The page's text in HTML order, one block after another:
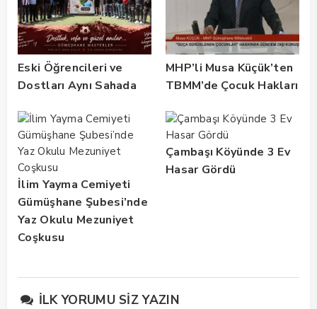
Eski Öğrencileri ve
Dostları Aynı Sahada
Unutulmadı
MHP’li Musa Küçük’ten
TBMM’de Çocuk Hakları
Vurgusu
İlim Yayma Cemiyeti
Gümüşhane Şubesi’nde
Yaz Okulu Mezuniyet
Coşkusu
Çambaşı Köyünde 3 Ev
Hasar Gördü
İLK YORUMU SIZ YAZIN